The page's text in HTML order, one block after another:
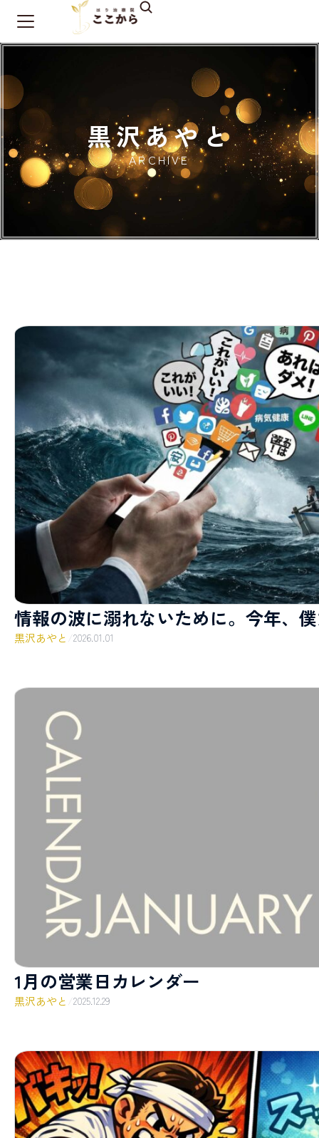
黒沢あやと
ARCHIVE
情報の波に溺れないために。今年、
黒沢あやと 2026.01.01
1月の営業日カレンダー
黒沢あやと 2025.12.29